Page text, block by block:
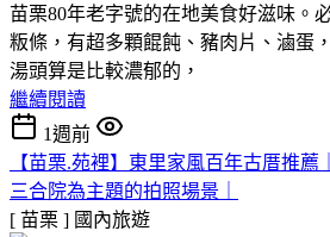
苗栗80年老字號的在地美食好滋味。
粄條，有超多顆餛飩、豬肉片、滷蛋
湯頭算是比較濃郁的，
繼續閱讀
1週前
【苗栗.苑裡】東里家風百年古厝推
三合院為主題的拍照場景｜
[ 苗栗 ] 國內旅遊